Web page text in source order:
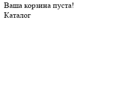
Ваша корзина пуста!
Каталог